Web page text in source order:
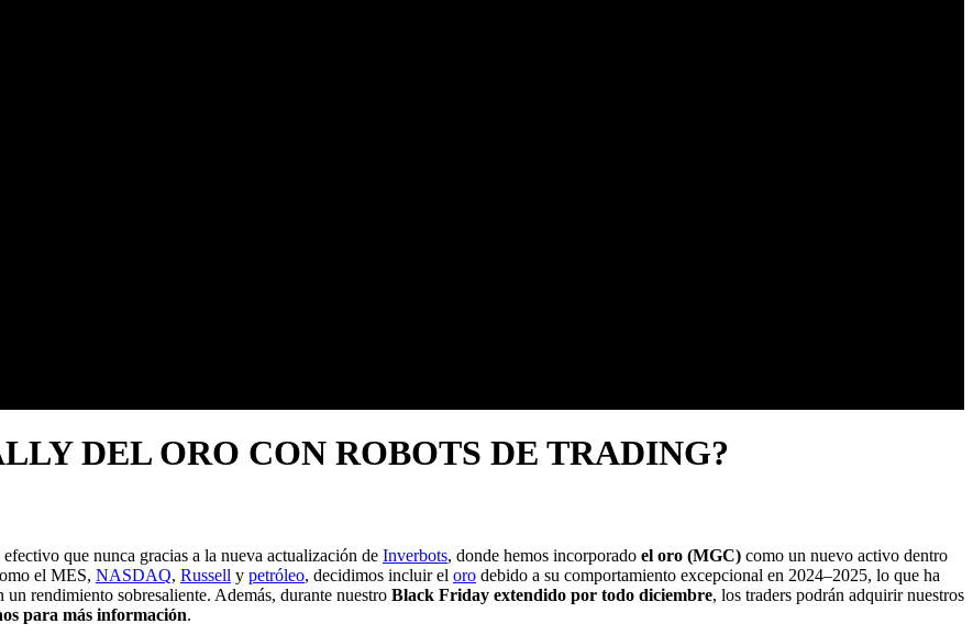
DEL ORO CON ROBOTS DE TRADING?
que nunca gracias a la nueva actualización de Inverbots, donde hemos incorporado el oro (MGC) como un nuevo activo dentro
el MES, NASDAQ, Russell y petróleo, decidimos incluir el oro debido a su comportamiento excepcional en 2024–2025, lo que ha
rendimiento sobresaliente. Además, durante nuestro Black Friday extendido por todo diciembre, los traders podrán adquirir nuestros
para más información.